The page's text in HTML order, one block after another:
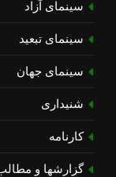
سینمای آزاد
سینمای تبعید
سینمای جهان
شنیداری
کارنامه
گزارشها و